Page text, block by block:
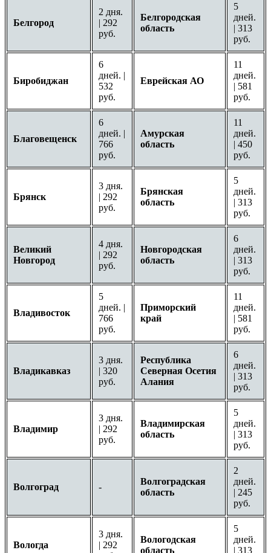
Белгород
2 дня.
| 292
руб.
Белгородская
область
5
дней.
| 313
руб.
Биробиджан
6
дней. |
532
руб.
Еврейская АО
11
дней.
| 581
руб.
Благовещенск
6
дней. |
766
руб.
Амурская
область
11
дней.
| 450
руб.
Брянск
3 дня.
| 292
руб.
Брянская
область
5
дней.
| 313
руб.
Великий
Новгород
4 дня.
| 292
руб.
Новгородская
область
6
дней.
| 313
руб.
Владивосток
5
дней. |
766
руб.
Приморский
край
11
дней.
| 581
руб.
Владикавказ
3 дня.
| 320
руб.
Республика
Северная Осетия
Алания
6
дней.
| 313
руб.
Владимир
3 дня.
| 292
руб.
Владимирская
область
5
дней.
| 313
руб.
Волгоград -
Волгоградская
область
2
дней.
| 245
руб.
Вологда
3 дня.
| 292
Вологодская
область
5
дней.
| 313